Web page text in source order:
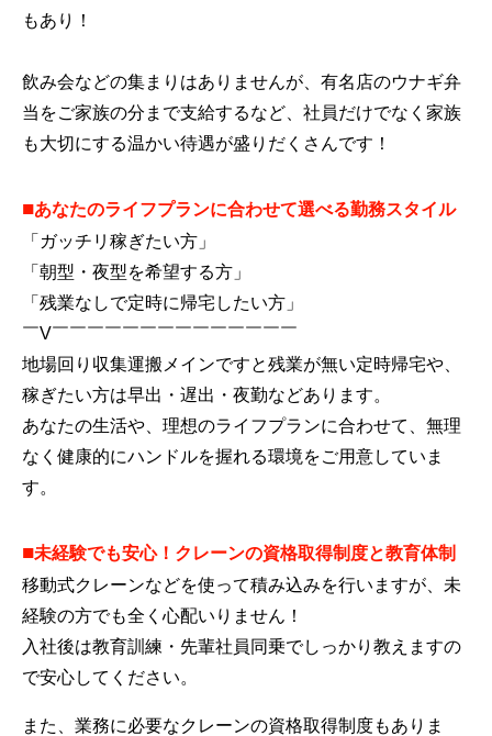
もあり！
飲み会などの集まりはありませんが、有名店のウナギ弁
当をご家族の分まで支給するなど、社員だけでなく家族
も大切にする温かい待遇が盛りだくさんです！
■あなたのライフプランに合わせて選べる勤務スタイル
「ガッチリ稼ぎたい方」
「朝型・夜型を希望する方」
「残業なしで定時に帰宅したい方」
￣V￣￣￣￣￣￣￣￣￣￣￣￣￣￣
地場回り収集運搬メインですと残業が無い定時帰宅や、
稼ぎたい方は早出・遅出・夜勤などあります。
あなたの生活や、理想のライフプランに合わせて、無理
なく健康的にハンドルを握れる環境をご用意していま
す。
■未経験でも安心！クレーンの資格取得制度と教育体制
移動式クレーンなどを使って積み込みを行いますが、未
経験の方でも全く心配いりません！
入社後は教育訓練・先輩社員同乗でしっかり教えますの
で安心してください。
また、業務に必要なクレーンの資格取得制度もありま